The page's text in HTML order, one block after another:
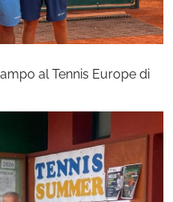
al Tennis Europe di